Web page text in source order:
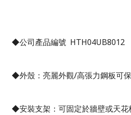
◆公司產品編號 HTH04UB8012
◆外殼：亮麗外觀/高張力鋼板可
◆安裝支架： 可固定於牆壁或天花